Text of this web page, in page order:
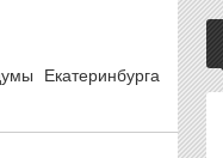
Екатеринбурга